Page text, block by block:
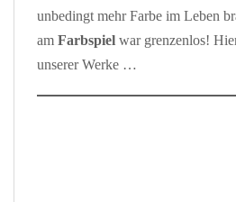
unbedingt mehr Farbe im Leben
am Farbspiel war grenzenlos!
unserer Werke …